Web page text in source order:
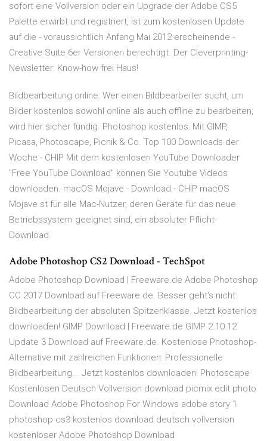
sofort eine Vollversion oder ein Upgrade der Adobe CS5
Palette erwirbt und registriert, ist zum kostenlosen Update
auf die - voraussichtlich Anfang Mai 2012 erscheinende -
Creative Suite 6er Versionen berechtigt. Der Cleverprinting-
Newsletter: Know-how frei Haus!
Bildbearbeitung online: Wer einen Bildbearbeiter sucht, um
Bilder kostenlos sowohl online als auch offline zu bearbeiten,
wird hier sicher fündig. Photoshop kostenlos: Mit GIMP,
Picasa, Photoscape, Picnik & Co. Top 100 Downloads der
Woche - CHIP Mit dem kostenlosen YouTube Downloader
"Free YouTube Download" können Sie Youtube Videos
downloaden. macOS Mojave - Download - CHIP macOS
Mojave st für alle Mac-Nutzer, deren Geräte für das neue
Betriebssystem geeignet sind, ein absoluter Pflicht-
Download.
Adobe Photoshop CS2 Download - TechSpot
Adobe Photoshop Download | Freeware.de Adobe Photoshop
CC 2017 Download auf Freeware.de. Besser geht's nicht:
Bildbearbeitung der absoluten Spitzenklasse. Jetzt kostenlos
downloaden! GIMP Download | Freeware.de GIMP 2.10.12
Update 3 Download auf Freeware.de. Kostenlose Photoshop-
Alternative mit zahlreichen Funktionen: Professionelle
Bildbearbeitung... Jetzt kostenlos downloaden! Photoscape
Kostenlosen Deutsch Vollversion download picmix edit photo
Download Adobe Photoshop For Windows adobe story 1
photoshop cs3 kostenlos download deutsch vollversion
kostenloser Adobe Photoshop Download